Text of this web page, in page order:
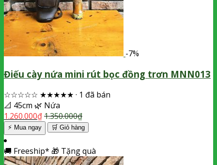
-7%
Điếu cày nứa mini rút bọc đồng trơn MNN013
☆☆☆☆☆ ★★★★★ · 1 đã bán
📐 45cm 🌿 Nứa
1.260.000₫1.350.000₫
⚡ Mua ngay 🛒 Giỏ hàng
🚚 Freeship* 🎁 Tặng quà